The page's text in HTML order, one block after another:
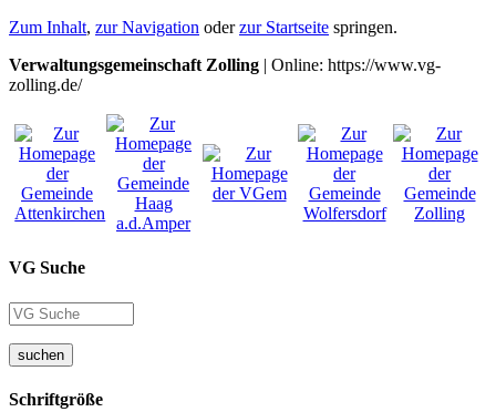
Zum Inhalt, zur Navigation oderzur Startseite springen.
Verwaltungsgemeinschaft Zolling | Online: https://www.vg-
zolling.de/
VG Suche
suchen
Schriftgröße